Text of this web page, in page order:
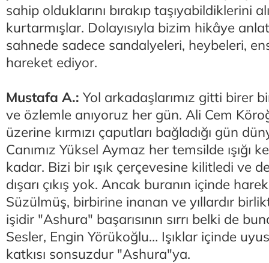
sahip olduklarını bırakıp taşıyabildiklerini
kurtarmışlar. Dolayısıyla bizim hikâye
sahnede sadece sandalyeleri, heybeleri,
hareket ediyor.
Mustafa A.: Yol arkadaşlarımız gitti birer
ve özlemle anıyoruz her gün. Ali Cem
üzerine kırmızı çaputları bağladığı gün
Canımız Yüksel Aymaz her temsilde ışığı
kadar. Bizi bir ışık çerçevesine kilitledi ve
dışarı çıkış yok. Ancak buranın içinde
Süzülmüş, birbirine inanan ve yıllardır
işidir "Ashura" başarısının sırrı belki de
Sesler, Engin Yörükoğlu… Işıklar içinde
katkısı sonsuzdur "Ashura"ya.